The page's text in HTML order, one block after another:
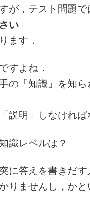
が，テスト問題で
い 」
ます．
すよね．
の「知識」を知
説明」しなけれ
識レベルは？
に答えを書きだ
りませんし，か